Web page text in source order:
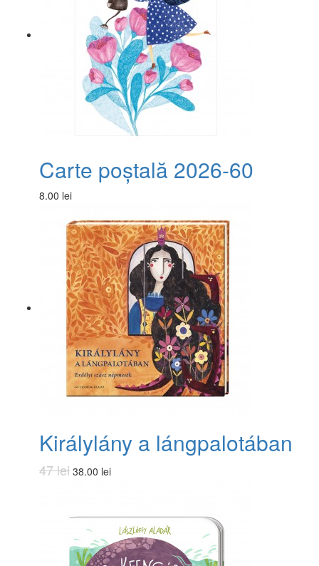
Carte poștală 2026-60
8.00 lei
Királylány a lángpalotában
47 lei 38.00 lei